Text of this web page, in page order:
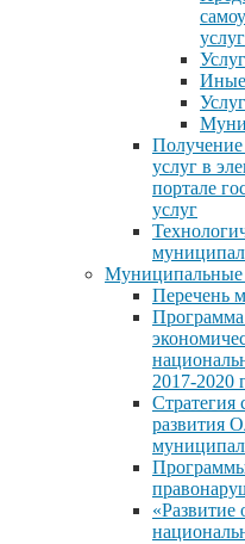
услуг
Иные
услуг в
портале
услуг
Перечень
Программа
2017-2020
Стратегия
развития
«Развитие